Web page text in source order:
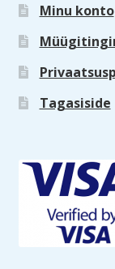
Minu konto
Tagasiside